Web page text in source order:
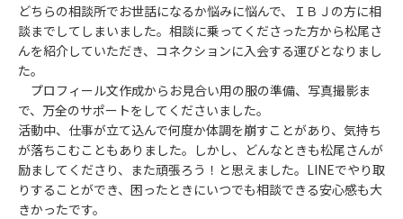
どちらの相談所でお世話になるか悩みに悩んで、ＩＢＪの方に相
談までしてしまいました。相談に乗ってくださった方から松尾さ
んを紹介していただき、コネクションに入会する運びとなりまし
た。
プロフィール文作成からお見合い用の服の準備、写真撮影ま
で、万全のサポートをしてくださいました。
活動中、仕事が立て込んで何度か体調を崩すことがあり、気持ち
が落ちこむこともありました。しかし、どんなときも松尾さんが
励ましてくださり、また頑張ろう！と思えました。LINEでやり取
りすることができ、困ったときにいつでも相談できる安心感も大
きかったです。